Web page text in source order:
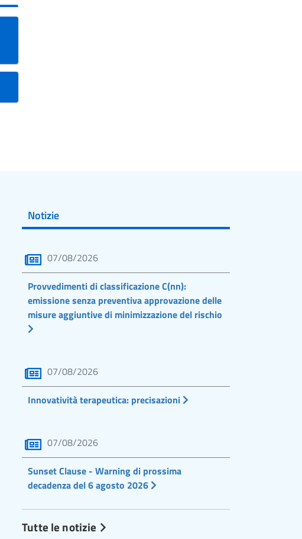
Notizie
07/08/2026
Provvedimenti di classificazione C(nn):
emissione senza preventiva approvazione delle
misure aggiuntive di minimizzazione del rischio
07/08/2026
Innovatività terapeutica: precisazioni
07/08/2026
Sunset Clause - Warning di prossima
decadenza del 6 agosto 2026
Tutte le notizie